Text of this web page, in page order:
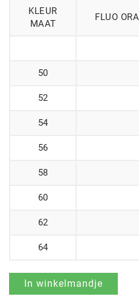
KLEUR
MAAT
FLUO
50
52
54
56
58
60
62
64